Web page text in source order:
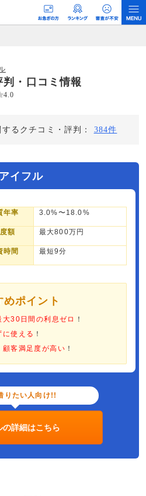
るという収益モデルです。 ただし、特定の
当編集部の調査／ユーザーへの口コミ収集な
供を行っています。
・口コミ情報
4.0
るクチコミ・評判： 384件
アイフル
年率 3.0%〜18.0%
額 最大800万円
時間 最短9分
めポイント
大30日間の利息ゼロ
！
に使える ！
顧客満足度が高い ！
りたい人向け!!
の詳細はこちら